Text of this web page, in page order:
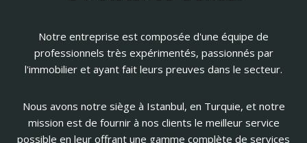
Notre entreprise est composée d'une équipe de
professionnels très expérimentés, passionnés par
l'immobilier et ayant fait leurs preuves dans le secteur.
Nous avons notre siège à Istanbul, en Turquie, et notre
mission est de fournir à nos clients le meilleur service
possible en leur offrant une gamme complète de services